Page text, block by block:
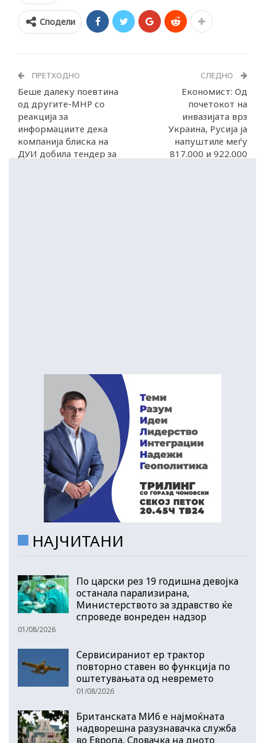
Сподели
ПРЕТХОДНО
Беше далеку поевтина
од другите-МНР со
реакција за
информациите дека
компанија блиска на
ДУИ добила тендер за
СЛЕДНО
Економист: Од
почетокот на
инвазијата врз
Украина, Русија ја
напуштиле меѓу
817.000 и 922.000
НАЈЧИТАНИ
По царски рез 19 годишна девојка
останала парализирана,
Министерството за здравство ќе
спроведе вонреден надзор
01/08/2026
Сервисираниот ер трактор
повторно ставен во функција по
оштетувањата од невремето
01/08/2026
Британската МИ6 е најмоќната
надворешна разузнавачка служба
во Европа, Словачка на дното